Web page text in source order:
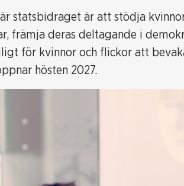
statsbidraget är att stödja
främja deras deltagande i
för kvinnor och flickor att
hösten 2027.